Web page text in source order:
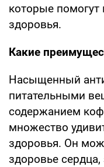
которые помогут
здоровья.
Какие
Насыщенный
питательными
содержанием
множество
здоровья. Он
здоровье